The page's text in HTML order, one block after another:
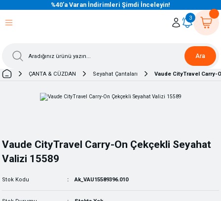
%40’a Varan İndirimleri Şimdi İnceleyin!
Ara
3
ÇANTA & CÜZDAN Seyahat Çantaları Vaude CityTravel Carry-
Vaude CityTravel Carry-On Çekçekli Seyahat
Valizi 15589
Stok Kodu Ak_VAU15589396.010